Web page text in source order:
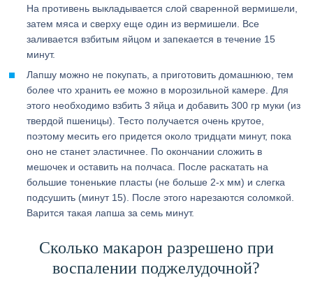
На противень выкладывается слой сваренной вермишели,
затем мяса и сверху еще один из вермишели. Все
заливается взбитым яйцом и запекается в течение 15
минут.
Лапшу можно не покупать, а приготовить домашнюю, тем
более что хранить ее можно в морозильной камере. Для
этого необходимо взбить 3 яйца и добавить 300 гр муки (из
твердой пшеницы). Тесто получается очень крутое,
поэтому месить его придется около тридцати минут, пока
оно не станет эластичнее. По окончании сложить в
мешочек и оставить на полчаса. После раскатать на
большие тоненькие пласты (не больше 2-х мм) и слегка
подсушить (минут 15). После этого нарезаются соломкой.
Варится такая лапша за семь минут.
Сколько макарон разрешено при
воспалении поджелудочной?